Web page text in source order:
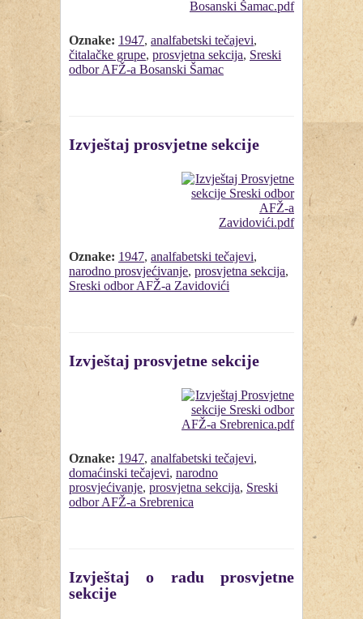
Oznake: 1947, analfabetski tečajevi,
čitalačke grupe, prosvjetna sekcija, Sreski
odbor AFŽ-a Bosanski Šamac
Izvještaj prosvjetne sekcije
Oznake: 1947, analfabetski tečajevi,
narodno prosvjećivanje, prosvjetna sekcija,
Sreski odbor AFŽ-a Zavidovići
Izvještaj prosvjetne sekcije
Oznake: 1947, analfabetski tečajevi,
domaćinski tečajevi, narodno
prosvjećivanje, prosvjetna sekcija, Sreski
odbor AFŽ-a Srebrenica
Izvještaj o radu prosvjetne
sekcije